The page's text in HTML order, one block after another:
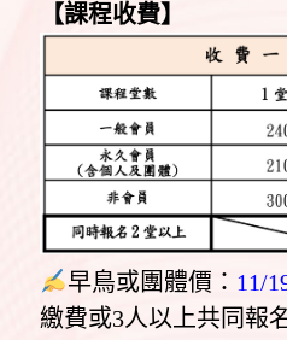
【課程收費】
早鳥或團體價： 11/
繳費或3人以上共同報